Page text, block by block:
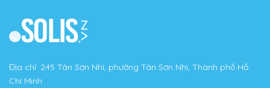
Địa chỉ: 245 Tân Sơn Nhì, phường Tân Sơn Nhì, Thành phố Hồ
Chí Minh